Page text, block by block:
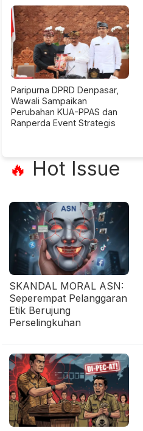
Paripurna DPRD Denpasar,
Wawali Sampaikan
Perubahan KUA-PPAS dan
Ranperda Event Strategis
🔥 Hot Issue
SKANDAL MORAL ASN:
Seperempat Pelanggaran
Etik Berujung
Perselingkuhan